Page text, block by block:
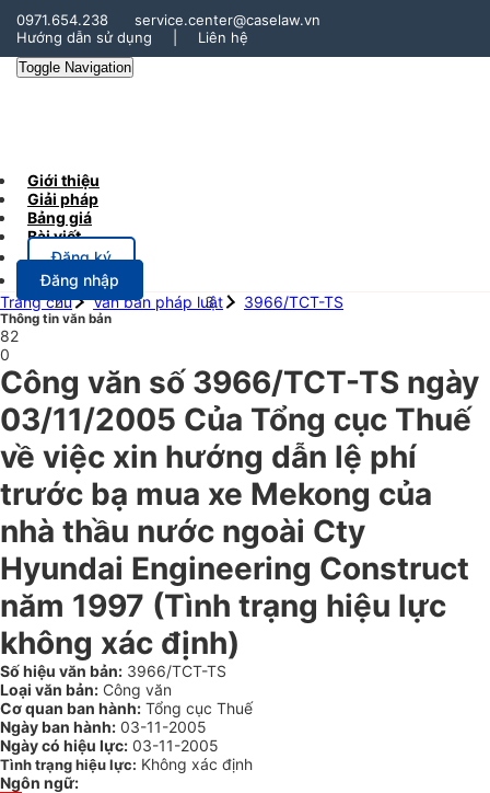
0971.654.238
service.center@caselaw.vn
Hướng dẫn sử dụng
Liên hệ
Toggle Navigation
Giới thiệu
Giải pháp
Bảng giá
Bài viết
Đăng ký
Đăng nhập
Trang chủ
Văn bản pháp luật 3966/TCT-TS
Thông tin văn bản
82
0
Công văn số 3966/TCT-TS ngày
03/11/2005 Của Tổng cục Thuế
về việc xin hướng dẫn lệ phí
trước bạ mua xe Mekong của
nhà thầu nước ngoài Cty
Hyundai Engineering Construct
năm 1997 (Tình trạng hiệu lực
không xác định)
Số hiệu văn bản: 3966/TCT-TS
Loại văn bản: Công văn
Cơ quan ban hành: Tổng cục Thuế
Ngày ban hành: 03-11-2005
Ngày có hiệu lực: 03-11-2005
Tình trạng hiệu lực: Không xác định
Ngôn ngữ: